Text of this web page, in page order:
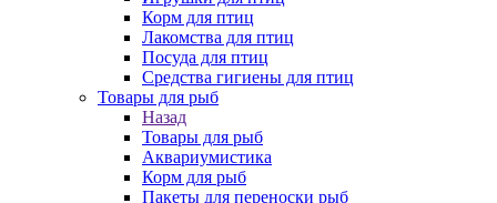
Корм для птиц
Лакомства для птиц
Посуда для птиц
Средства гигиены для птиц
Товары для рыб
Назад
Товары для рыб
Аквариумистика
Корм для рыб
Пакеты для переноски рыб